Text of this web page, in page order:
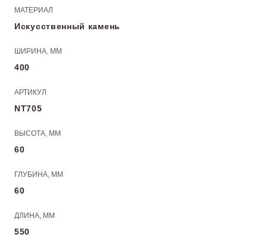
МАТЕРИАЛ
Искусственный камень
ШИРИНА, ММ
400
АРТИКУЛ
NT705
ВЫСОТА, ММ
60
ГЛУБИНА, ММ
60
ДЛИНА, ММ
550